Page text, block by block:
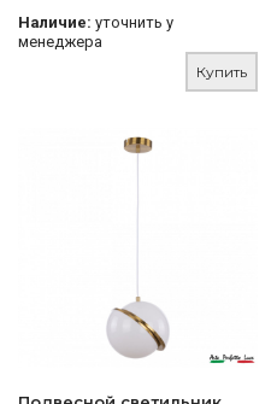
Наличие: уточнить у
менеджера
Купить